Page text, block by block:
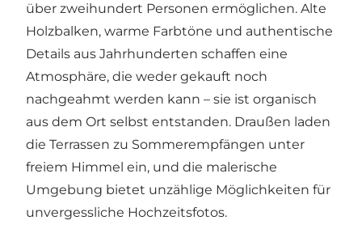
über zweihundert Personen ermöglichen. Alte
Holzbalken, warme Farbtöne und authentische
Details aus Jahrhunderten schaffen eine
Atmosphäre, die weder gekauft noch
nachgeahmt werden kann – sie ist organisch
aus dem Ort selbst entstanden. Draußen laden
die Terrassen zu Sommerempfängen unter
freiem Himmel ein, und die malerische
Umgebung bietet unzählige Möglichkeiten für
unvergessliche Hochzeitsfotos.